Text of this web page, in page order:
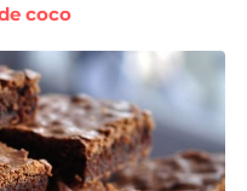
coco